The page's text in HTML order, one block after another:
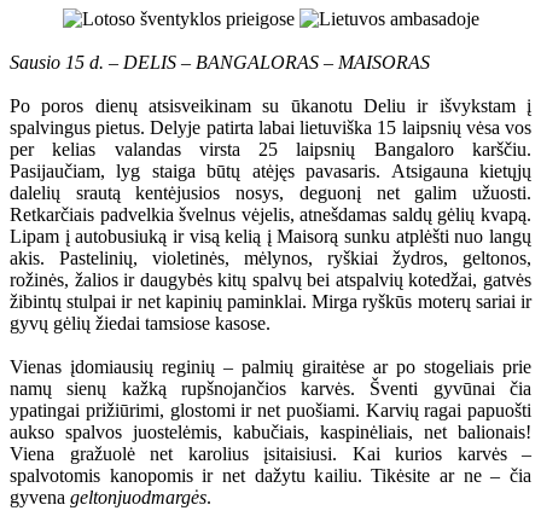
Sausio 15 d. – DELIS – BANGALORAS – MAISORAS
Po poros dienų atsisveikinam su ūkanotu Deliu ir išvykstam į
spalvingus pietus. Delyje patirta labai lietuviška 15 laipsnių vėsa vos
per kelias valandas virsta 25 laipsnių Bangaloro karščiu.
Pasijaučiam, lyg staiga būtų atėjęs pavasaris. Atsigauna kietųjų
dalelių srautą kentėjusios nosys, deguonį net galim užuosti.
Retkarčiais padvelkia švelnus vėjelis, atnešdamas saldų gėlių kvapą.
Lipam į autobusiuką ir visą kelią į Maisorą sunku atplėšti nuo langų
akis. Pastelinių, violetinės, mėlynos, ryškiai žydros, geltonos,
rožinės, žalios ir daugybės kitų spalvų bei atspalvių kotedžai, gatvės
žibintų stulpai ir net kapinių paminklai. Mirga ryškūs moterų sariai ir
gyvų gėlių žiedai tamsiose kasose.
Vienas įdomiausių reginių – palmių giraitėse ar po stogeliais prie
namų sienų kažką rupšnojančios karvės. Šventi gyvūnai čia
ypatingai prižiūrimi, glostomi ir net puošiami. Karvių ragai papuošti
aukso spalvos juostelėmis, kabučiais, kaspinėliais, net balionais!
Viena gražuolė net karolius įsitaisiusi. Kai kurios karvės –
spalvotomis kanopomis ir net dažytu kailiu. Tikėsite ar ne – čia
gyvena geltonjuodmargės.